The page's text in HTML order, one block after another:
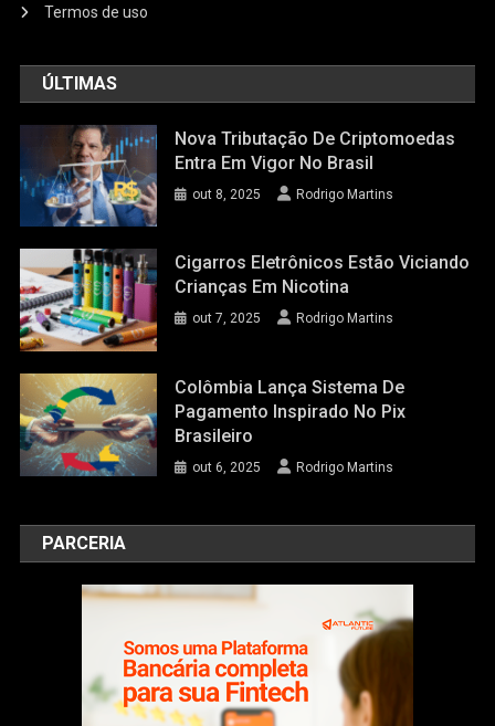
Termos de uso
ÚLTIMAS
Nova Tributação De Criptomoedas
Entra Em Vigor No Brasil
out 8, 2025 Rodrigo Martins
Cigarros Eletrônicos Estão Viciando
Crianças Em Nicotina
out 7, 2025 Rodrigo Martins
Colômbia Lança Sistema De
Pagamento Inspirado No Pix
Brasileiro
out 6, 2025 Rodrigo Martins
PARCERIA